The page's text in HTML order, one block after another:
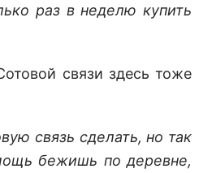
раз в неделю купить
связи здесь тоже
связь сделать, но так
бежишь по деревне,